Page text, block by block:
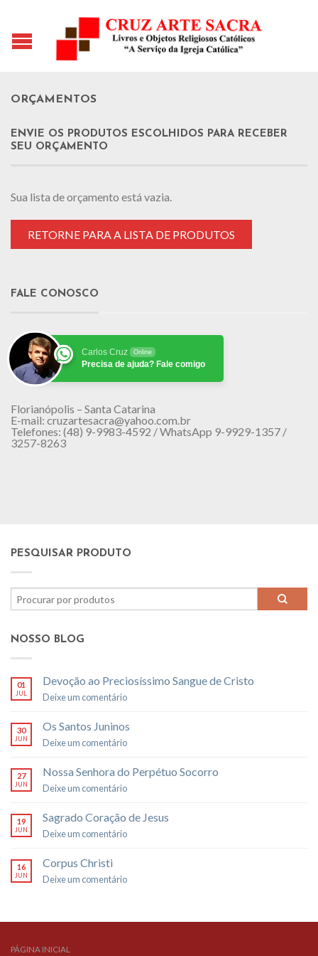
ORÇAMENTOS
ENVIE OS PRODUTOS ESCOLHIDOS PARA RECEBER
SEU ORÇAMENTO
Sua lista de orçamento está vazia.
RETORNE PARA A LISTA DE PRODUTOS
FALE CONOSCO
Carlos Cruz Online
Precisa de ajuda? Fale comigo
Florianópolis – Santa Catarina
E-mail: cruzartesacra@yahoo.com.br
Telefones: (48) 9-9983-4592 / WhatsApp 9-9929-1357 /
3257-8263
PESQUISAR PRODUTO
NOSSO BLOG
01
JUL
Devoção ao Preciosíssimo Sangue de Cristo
Deixe um comentário
30
JUN
Os Santos Juninos
Deixe um comentário
27
JUN
Nossa Senhora do Perpétuo Socorro
Deixe um comentário
19
JUN
Sagrado Coração de Jesus
Deixe um comentário
16
JUN
Corpus Christi
Deixe um comentário
PÁGINA INICIAL